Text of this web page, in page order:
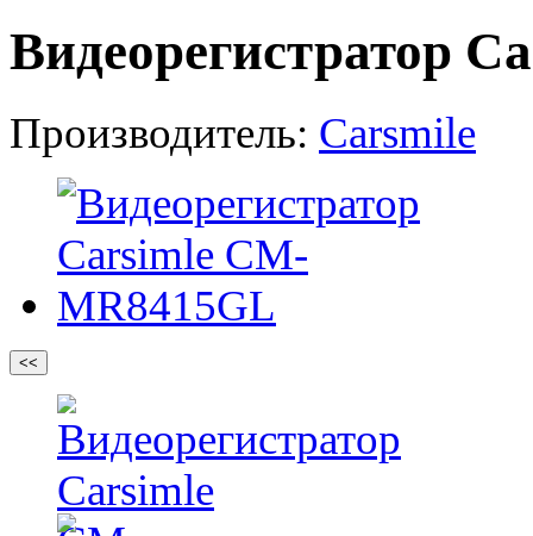
Видеорегистратор
Производитель: Carsmile
<<